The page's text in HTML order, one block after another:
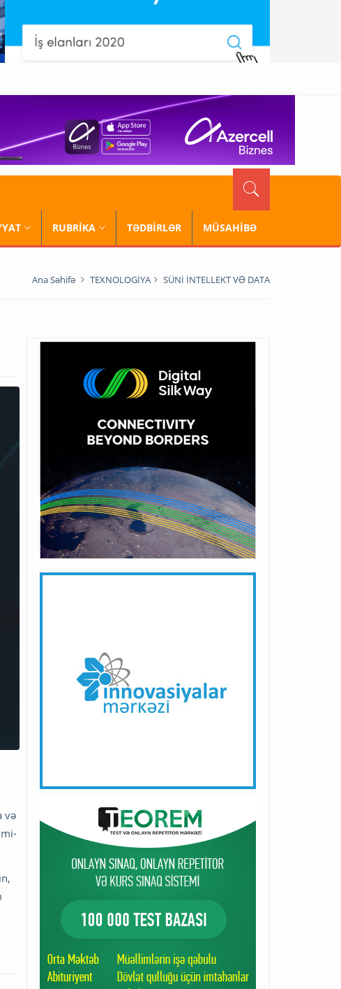
RUBRİKA TƏDBİRLƏR MÜSAHİBƏ
Ana Səhifə TEXNOLOGİYA SÜNİ İNTELLEKT VƏ DATA
və